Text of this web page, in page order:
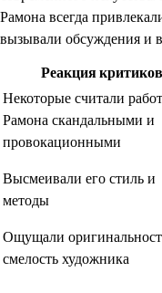
Рамона всегда
вызывали обсуждения и
Реакция критиков
Некоторые считали
Рамона скандальными и
провокационными
Высмеивали его стиль и
методы
Ощущали
смелость художника